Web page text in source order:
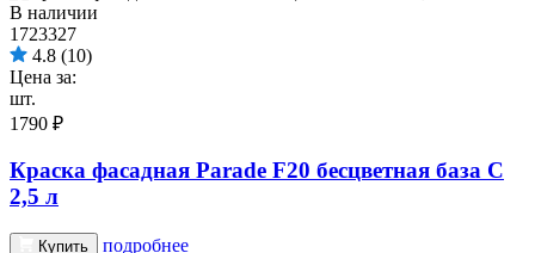
В наличии
1723327
4.8 (10)
Цена за:
шт.
1790 ₽
Краска фасадная Parade F20 бесцветная база C
2,5 л
Купить подробнее